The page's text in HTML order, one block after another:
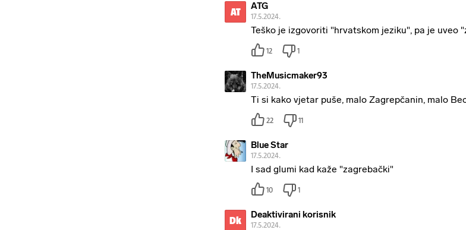
AT ATG
17.5.2024.
Teško je izgovoriti "hrvatskom jeziku", pa je uveo
12 1
TheMusicmaker93
17.5.2024.
Ti si kako vjetar puše, malo Zagrepčanin, malo
22 11
Blue Star
17.5.2024.
I sad glumi kad kaže "zagrebački"
10 1
Dk Deaktivirani korisnik
17.5.2024.